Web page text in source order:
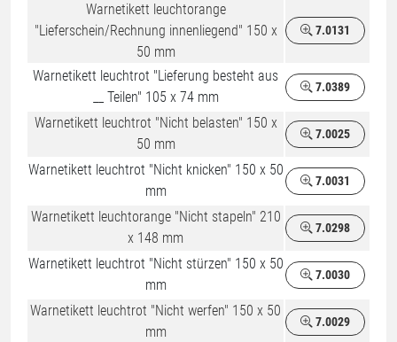
Warnetikett leuchtorange
"Lieferschein/Rechnung innenliegend" 150 x
50 mm
7.0131
Warnetikett leuchtrot "Lieferung besteht aus
__ Teilen" 105 x 74 mm
7.0389
Warnetikett leuchtrot "Nicht belasten" 150 x
50 mm
7.0025
Warnetikett leuchtrot "Nicht knicken" 150 x 50
mm
7.0031
Warnetikett leuchtorange "Nicht stapeln" 210
x 148 mm
7.0298
Warnetikett leuchtrot "Nicht stürzen" 150 x 50
mm
7.0030
Warnetikett leuchtrot "Nicht werfen" 150 x 50
mm
7.0029